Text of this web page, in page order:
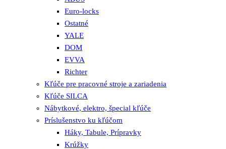
Euro-locks
Ostatné
YALE
DOM
EVVA
Richter
Kľúče pre pracovné stroje a zariadenia
Kľúče SILCA
Nábytkové, elektro, špecial kľúče
Príslušenstvo ku kľúčom
Háky, Tabule, Prípravky
Krúžky